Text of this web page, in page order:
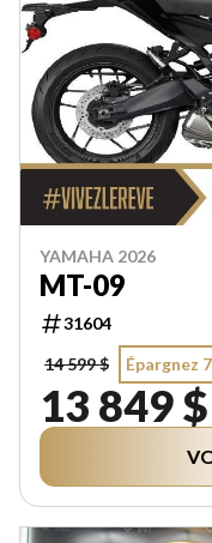
YAMAHA 2026
MT-09
31604
14 599 $
Épargnez
13 849 $